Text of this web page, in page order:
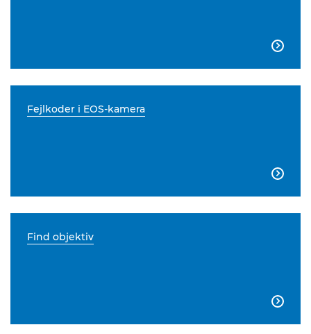

Fejlkoder i EOS-kamera

Find objektiv
